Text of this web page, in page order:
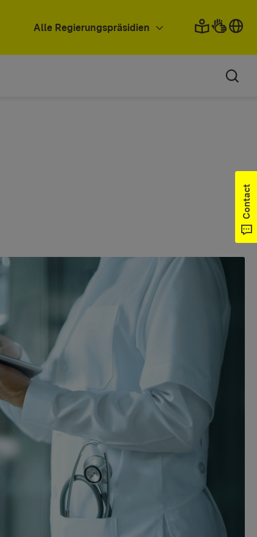
Alle Regierungspräsidien
Contact